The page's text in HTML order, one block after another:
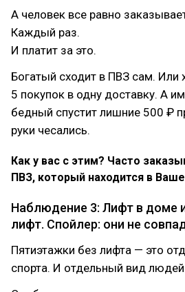
А человек все равно
Каждый раз.
И платит за это.
Богатый сходит в ПВЗ сам. Или
5 покупок в одну доставку. А
бедный спустит лишние 500 ₽
руки чесались.
Как у вас с этим? Часто
ПВЗ, который находится в
Наблюдение 3: Лифт в доме
лифт. Спойлер: они не
Пятиэтажки без лифта — это
спорта. И отдельный вид